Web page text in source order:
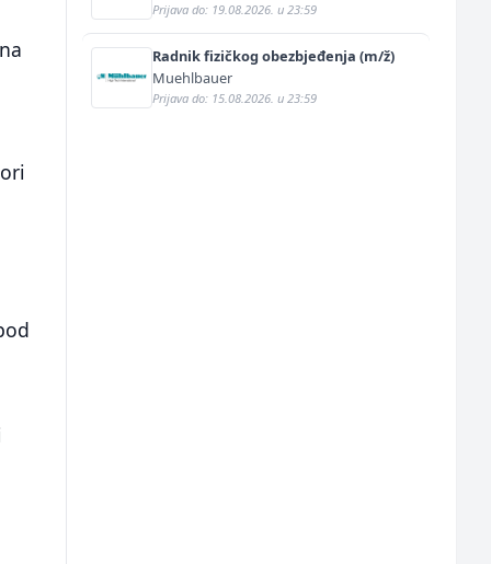
Prijava do: 19.08.2026. u 23:59
Radnik fizičkog obezbjeđenja (m/ž)
Muehlbauer
Prijava do: 15.08.2026. u 23:59